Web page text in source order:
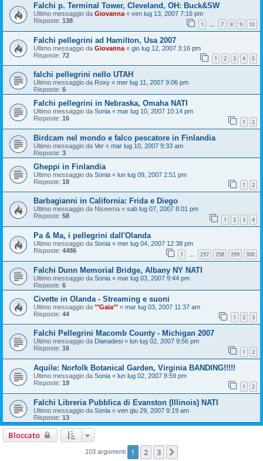
Falchi p. Terminal Tower, Cleveland, OH: Buck&SW
Ultimo messaggio da Giovanna « ven lug 13, 2007 7:16 pm
Risposte: 138 1 7 8 9 10
Falchi pellegrini ad Hamilton, Usa 2007
Ultimo messaggio da Giovanna « gio lug 12, 2007 3:16 pm
Risposte: 72 1 2 3 4 5
falchi pellegrini nello UTAH
Ultimo messaggio da Roxy « mer lug 11, 2007 9:06 pm
Risposte: 6
Falchi pellegrini in Nebraska, Omaha NATI
Ultimo messaggio da Sonia « mar lug 10, 2007 10:14 pm
Risposte: 16 1 2
Birdcam nel mondo e falco pescatore in Finlandia
Ultimo messaggio da Ver « mar lug 10, 2007 9:33 am
Risposte: 3
Gheppi in Finlandia
Ultimo messaggio da Sonia « lun lug 09, 2007 2:51 pm
Risposte: 18 1 2
Barbagianni in California: Frida e Diego
Ultimo messaggio da Niseema « sab lug 07, 2007 8:01 pm
Risposte: 58 1 2 3 4
Pa & Ma, i pellegrini dall'Olanda
Ultimo messaggio da Sonia « mer lug 04, 2007 12:38 pm
Risposte: 4486 1 … 297 298 299 300
Falchi Dunn Memorial Bridge, Albany NY NATI
Ultimo messaggio da Sonia « mar lug 03, 2007 9:44 pm
Risposte: 6
Civette in Olanda - Streaming e suoni
Ultimo messaggio da °°Gaia°° « mar lug 03, 2007 11:37 am
Risposte: 44 1 2 3
Falchi Pellegrini Macomb County - Michigan 2007
Ultimo messaggio da Dianadesi « lun lug 02, 2007 9:56 pm
Risposte: 16 1 2
Aquile: Norfolk Botanical Garden, Virginia BANDING!!!!!
Ultimo messaggio da Sonia « lun lug 02, 2007 8:59 pm
Risposte: 19 1 2
Falchi Libreria Pubblica di Evanston (Illinois) NATI
Ultimo messaggio da Sonia « ven giu 29, 2007 9:19 am
Risposte: 13
Bloccato
103 argomenti 1 2 3